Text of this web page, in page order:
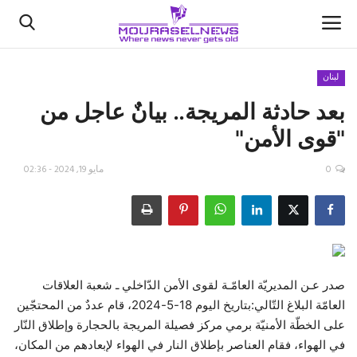
الأخبار
كتّابنا
اقتصاد
رياضة
فيديو
لبنان
بعد حادثة المريجة.. بيانٌ عاجل من
"قوى الأمن"
مايو 19, 2024 - 02:36 0
صدر عـن المديريّة العامّـة لقوى الأمن الدّاخلي ـ شعبة العلاقات
العامّة البلاغ التّالي:بتاريخ اليوم 18-5-2024، قام عددٌ من المحتجّين
على الخطّة الأمنيّة برمي مركز فصيلة المريجة بالحجارة وإطلاق النّار
في الهواء، فقام العناصر بإطلاق النار في الهواء لإبعادهم من المكان،